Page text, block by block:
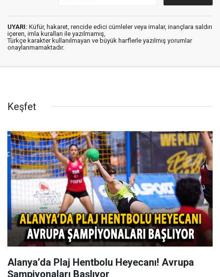
UYARI: Küfür, hakaret, rencide edici cümleler veya imalar, inançlara saldırı
içeren, imla kuralları ile yazılmamış,
Türkçe karakter kullanılmayan ve büyük harflerle yazılmış yorumlar
onaylanmamaktadır.
Keşfet
Alanya’da Plaj Hentbolu Heyecanı! Avrupa
Şampiyonaları Başlıyor